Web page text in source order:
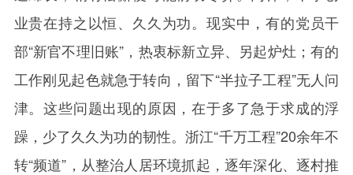
业贵在持之以恒、久久为功。现实中，有的党员干
部“新官不理旧账”，热衷标新立异、另起炉灶；有的
工作刚见起色就急于转向，留下“半拉子工程”无人问
津。这些问题出现的原因，在于多了急于求成的浮
躁，少了久久为功的韧性。浙江“千万工程”20余年不
转“频道”，从整治人居环境抓起，逐年深化、逐村推